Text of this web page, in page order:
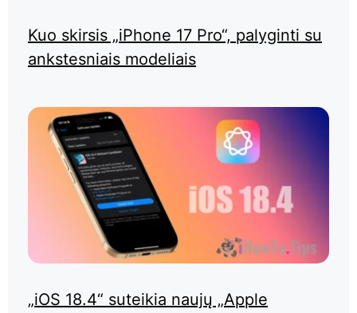
Kuo skirsis „iPhone 17 Pro“, palyginti su
ankstesniais modeliais
„iOS 18.4“ suteikia naujų „Apple